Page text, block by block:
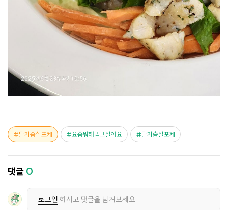
닭가슴살포케 요즘뭐해먹고살아요 닭가슴살포케
댓글 0
로그인 하시고 댓글을 남겨보세요.